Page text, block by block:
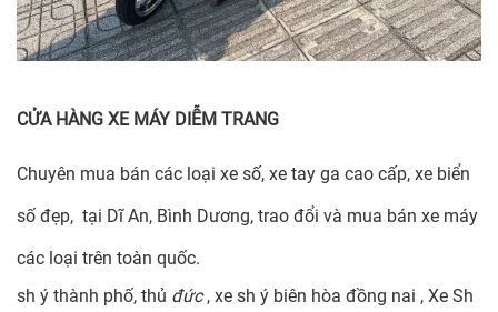
CỬA HÀNG XE MÁY DIỄM TRANG
Chuyên mua bán các loại xe số, xe tay ga cao cấp, xe biển
số đẹp, tại Dĩ An, Bình Dương, trao đổi và mua bán xe máy
các loại trên toàn quốc.
sh ý thành phố, thủ đức, xe sh ý biên hòa đồng nai , Xe Sh